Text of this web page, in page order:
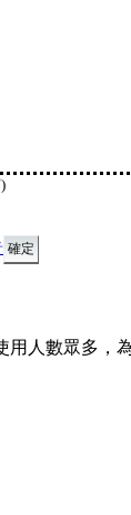
用人數眾多，